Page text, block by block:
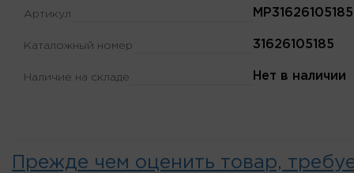
Артикул MP31626105185
Каталожный номер 31626105185
Наличие на складе Нет в наличии
Прежде чем оценить товар,